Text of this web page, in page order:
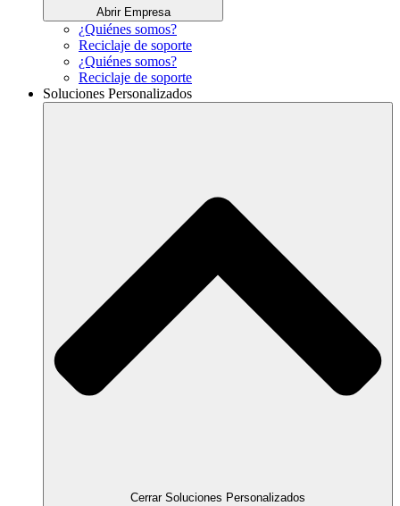
Abrir Empresa
¿Quiénes somos?
Reciclaje de soporte
¿Quiénes somos?
Reciclaje de soporte
Soluciones Personalizados
Cerrar Soluciones Personalizados